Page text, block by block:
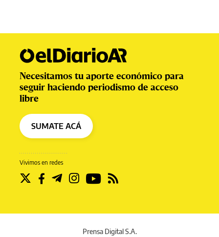
Vivimos en redes
Necesitamos tu aporte económico para
seguir haciendo periodismo de acceso
libre
SUMATE ACÁ
Prensa Digital S.A.